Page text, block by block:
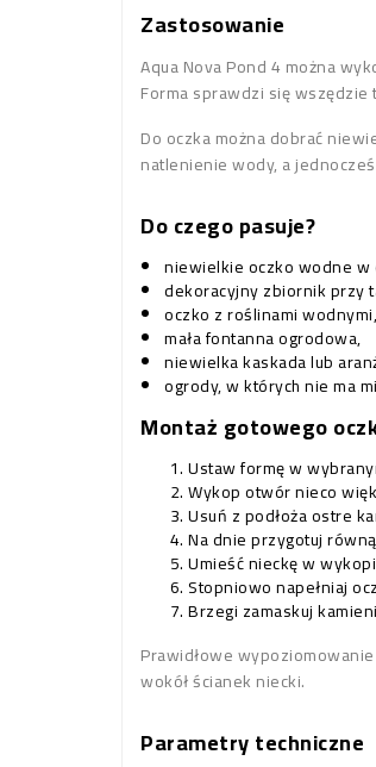
Zastosowanie
Aqua Nova Pond 4 można
Forma sprawdzi się
Do oczka można dobrać
natlenienie wody, a
Do czego pasuje?
niewielkie oczko wodne w
dekoracyjny zbiornik przy
oczko z roślinami wodnymi,
mała fontanna ogrodowa,
niewielka kaskada lub
ogrody, w których nie ma
Montaż gotowego
Ustaw formę w
Wykop otwór nieco
Usuń z podłoża ostre
Na dnie przygotuj
Umieść nieckę w
Stopniowo napełniaj
Brzegi zamaskuj
Prawidłowe
wokół ścianek niecki.
Parametry techniczne